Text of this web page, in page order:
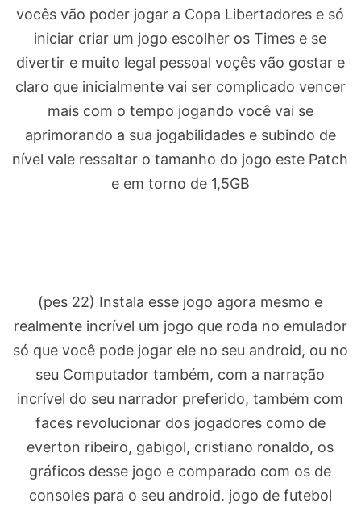
vocês vão poder jogar a Copa Libertadores e só
iniciar criar um jogo escolher os Times e se
divertir e muito legal pessoal voçês vão gostar e
claro que inicialmente vai ser complicado vencer
mais com o tempo jogando você vai se
aprimorando a sua jogabilidades e subindo de
nível vale ressaltar o tamanho do jogo este Patch
e em torno de 1,5GB
(pes 22) Instala esse jogo agora mesmo e
realmente incrível um jogo que roda no emulador
só que você pode jogar ele no seu android, ou no
seu Computador também, com a narração
incrível do seu narrador preferido, também com
faces revolucionar dos jogadores como de
everton ribeiro, gabigol, cristiano ronaldo, os
gráficos desse jogo e comparado com os de
consoles para o seu android. jogo de futebol